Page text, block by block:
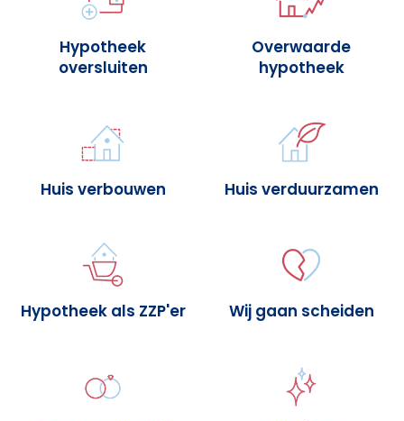
Hypotheek
oversluiten
Overwaarde
hypotheek
Huis verbouwen Huis verduurzamen
Hypotheek als ZZP'er Wij gaan scheiden